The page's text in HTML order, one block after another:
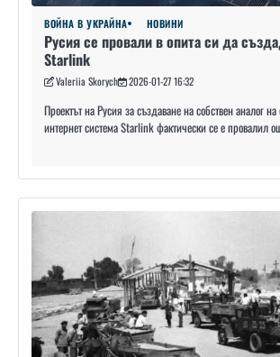
ВОЙНА В УКРАЙНА НОВИНИ
Русия се провали в опита си да
Starlink
Valeriia Skorych 2026-01-27 16:32
Проектът на Русия за създаване на собствен аналог на
интернет система Starlink фактически се е провалил